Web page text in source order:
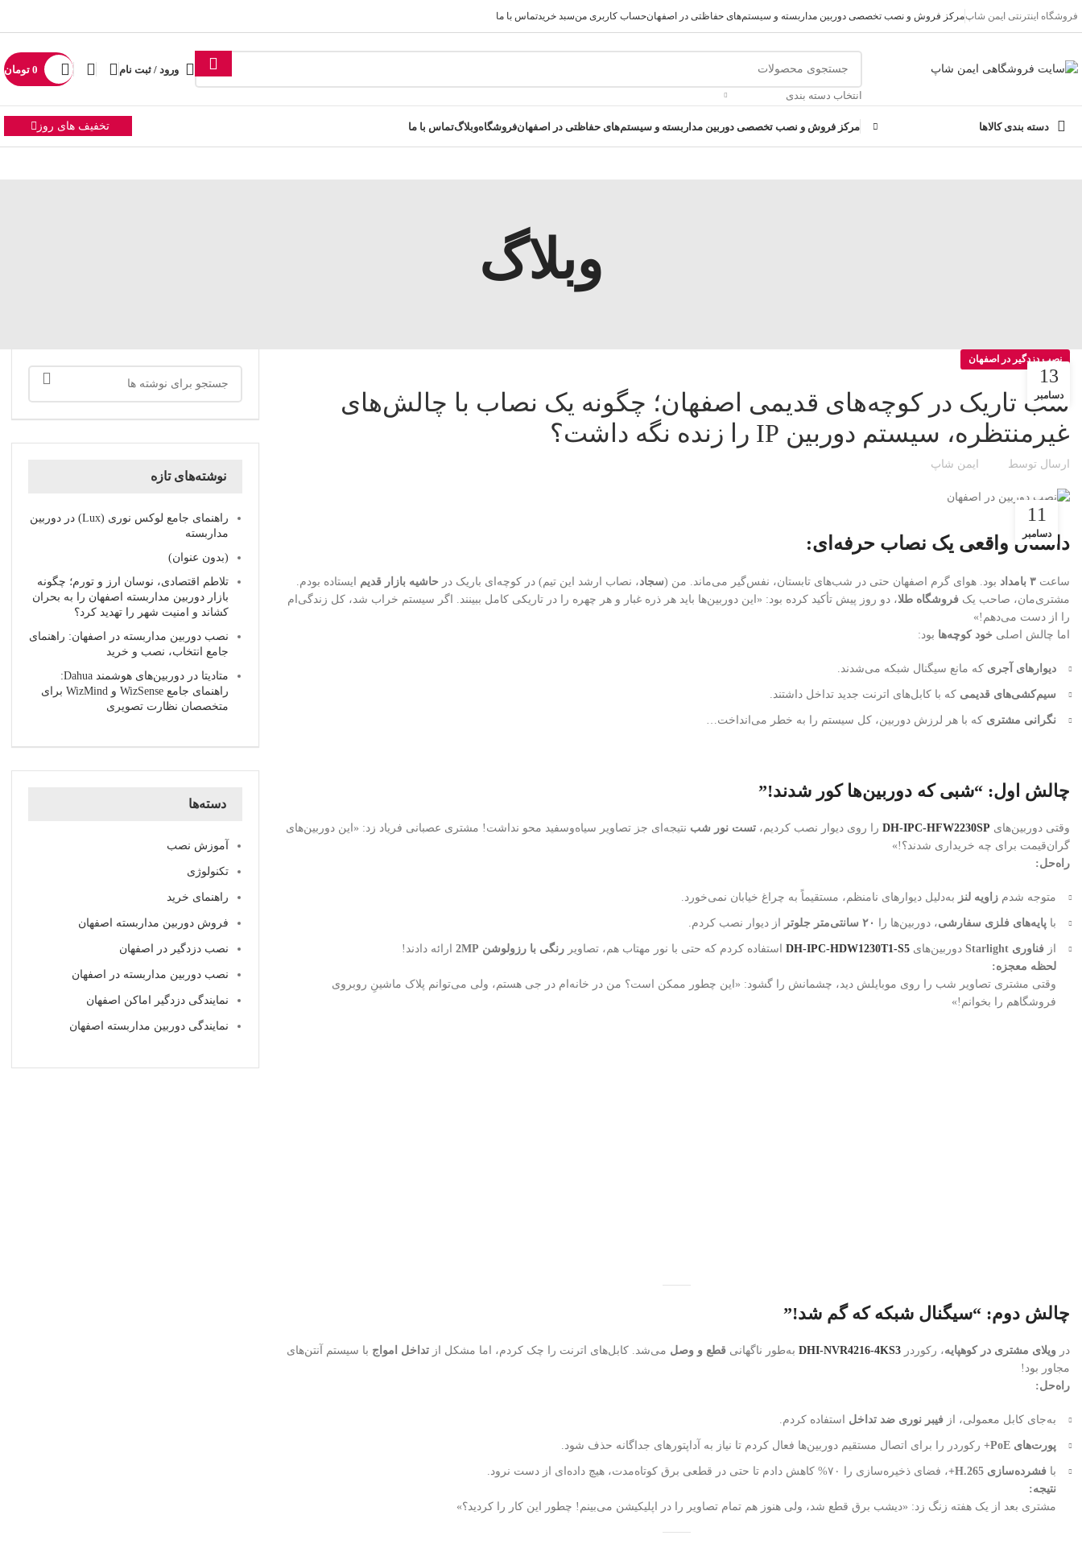
فروشگاه اینترنتی ایمن شاپمرکز فروش و نصب تخصصی دوربین مداربسته و سیستم‌های حفاظتی در اصفهانحساب کاربری منسبد خریدتماس با ما
انتخاب دسته بندی
ورود / ثبت نام 0 تومان
دسته بندی کالاها مرکز فروش و نصب تخصصی دوربین مداربسته و سیستم‌های حفاظتی در اصفهانفروشگاهوبلاگتماس با ما تخفیف های روز
وبلاگ
نصب دزدگیر در اصفهان
شب تاریک در کوچه‌های قدیمی اصفهان؛ چگونه یک نصاب با چالش‌های
غیرمنتظره، سیستم دوربین IP را زنده نگه داشت؟
ارسال توسط ایمن شاپ
11
دسامبر
داستان واقعی یک نصاب حرفه‌ای:
ساعت ۳ بامداد بود. هوای گرم اصفهان حتی در شب‌های تابستان، نفس‌گیر می‌ماند. من (سجاد، نصاب ارشد این تیم) در کوچه‌ای باریک در حاشیه بازار قدیم
ایستاده بودم.
مشتری‌مان، صاحب یک فروشگاه طلا، دو روز پیش تأکید کرده بود: «این دوربین‌ها باید هر ذره غبار و هر چهره را در تاریکی کامل ببینند. اگر سیستم خراب شد، کل زندگی‌ام
را از دست می‌دهم!»
اما چالش اصلی خود کوچه‌ها بود:
دیوارهای آجری که مانع سیگنال شبکه می‌شدند.
سیم‌کشی‌های قدیمی که با کابل‌های اترنت جدید تداخل داشتند.
نگرانی مشتری که با هر لرزش دوربین، کل سیستم را به خطر می‌انداخت…
چالش اول: “شبی که دوربین‌ها کور شدند!”
وقتی دوربین‌های DH-IPC-HFW2230SP را روی دیوار نصب کردیم، تست نور شب نتیجه‌ای جز تصاویر سیاه‌وسفید محو نداشت! مشتری عصبانی فریاد زد: «این دوربین‌های
گران‌قیمت برای چه خریداری شدند؟!»
راه‌حل:
متوجه شدم زاویه لنز به‌دلیل دیوارهای نامنظم، مستقیماً به چراغ خیابان نمی‌خورد.
با پایه‌های فلزی سفارشی، دوربین‌ها را ۲۰ سانتی‌متر جلوتر از دیوار نصب کردم.
از فناوری Starlight دوربین‌های DH-IPC-HDW1230T1-S5 استفاده کردم که حتی با نور مهتاب هم، تصاویر رنگی با رزولوشن 2MP
ارائه دادند!
لحظه معجزه:
وقتی مشتری تصاویر شب را روی موبایلش دید، چشمانش را گشود: «این چطور ممکن است؟ من در خانه‌ام در جی هستم، ولی می‌توانم پلاک ماشینِ روبروی
فروشگاهم را بخوانم!»
چالش دوم: “سیگنال شبکه که گم شد!”
در ویلای مشتری در کوهپایه، رکوردر DHI-NVR4216-4KS3 به‌طور ناگهانی قطع و وصل می‌شد. کابل‌های اترنت را چک کردم، اما مشکل از تداخل امواج با سیستم آنتن‌های
مجاور بود!
راه‌حل:
به‌جای کابل معمولی، از فیبر نوری ضد تداخل استفاده کردم.
پورت‌های PoE+ رکوردر را برای اتصال مستقیم دوربین‌ها فعال کردم تا نیاز به آداپتورهای جداگانه حذف شود.
با فشرده‌سازی H.265+
، فضای ذخیره‌سازی را ۷۰% کاهش دادم تا حتی در قطعی برق کوتاه‌مدت، هیچ داده‌ای از دست نرود.
نتیجه:
مشتری بعد از یک هفته زنگ زد: «دیشب برق قطع شد، ولی هنوز هم تمام تصاویر را در اپلیکیشن می‌بینم! چطور این کار را کردید؟»
13
دسامبر
نوشته‌های تازه
راهنمای جامع لوکس نوری (Lux) در دوربین
مداربسته
(بدون عنوان)
تلاطم اقتصادی، نوسان ارز و تورم؛ چگونه
بازار دوربین مداربسته اصفهان را به بحران
کشاند و امنیت شهر را تهدید کرد؟
نصب دوربین مداربسته در اصفهان: راهنمای
جامع انتخاب، نصب و خرید
متادیتا در دوربین‌های هوشمند Dahua:
راهنمای جامع WizSense و WizMind برای
متخصصان نظارت تصویری
دسته‌ها
آموزش نصب
تکنولوژی
راهنمای خرید
فروش دوربین مداربسته اصفهان
نصب دزدگیر در اصفهان
نصب دوربین مداربسته در اصفهان
نمایندگی دزدگیر اماکن اصفهان
نمایندگی دوربین مداربسته اصفهان
تمامی تخفیفات و قیمت های ایمن شاپ به روز می باشد وبا خیال راحت خرید کنید در صورت مشکل حتما با پشتیبانی فروشگاه تماس بگیرید